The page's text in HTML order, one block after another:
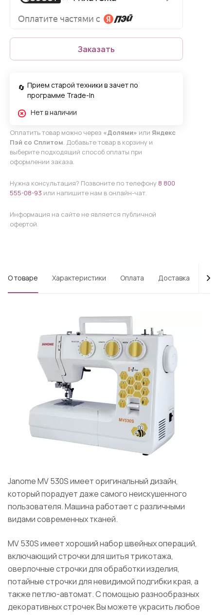
Заказать
Прием старой техники в зачет по
программе Trade-In
Нет в наличии
Оплатить товар можно через «Долями» или Яндекс
Пэй со Сплитом. Добавьте товар в корзину и
выберите подходящий способ оплаты при
оформлении заказа.
Нужна консультация? Позвоните по телефону 8 800
555-08-93 или напишите нам в онлайн-чат.
Информация на сайте не является публичной
офертой.
О товаре Характеристики Оплата Доставка
Janome MV 530S имеет оригинальный дизайн,
который порадует даже самого неискушенного
пользователя. Машина работает с различными
видами современных тканей.
MV 530S имеет хороший набор швейных операций,
включающий строчки для шитья трикотажа,
оверлочные строчки для обработки изделия,
потайные строчки для невидимой подгибки края, а
также петлю-автомат. С помощью разнообразных
декоративных строчек Вы можете украсить любое